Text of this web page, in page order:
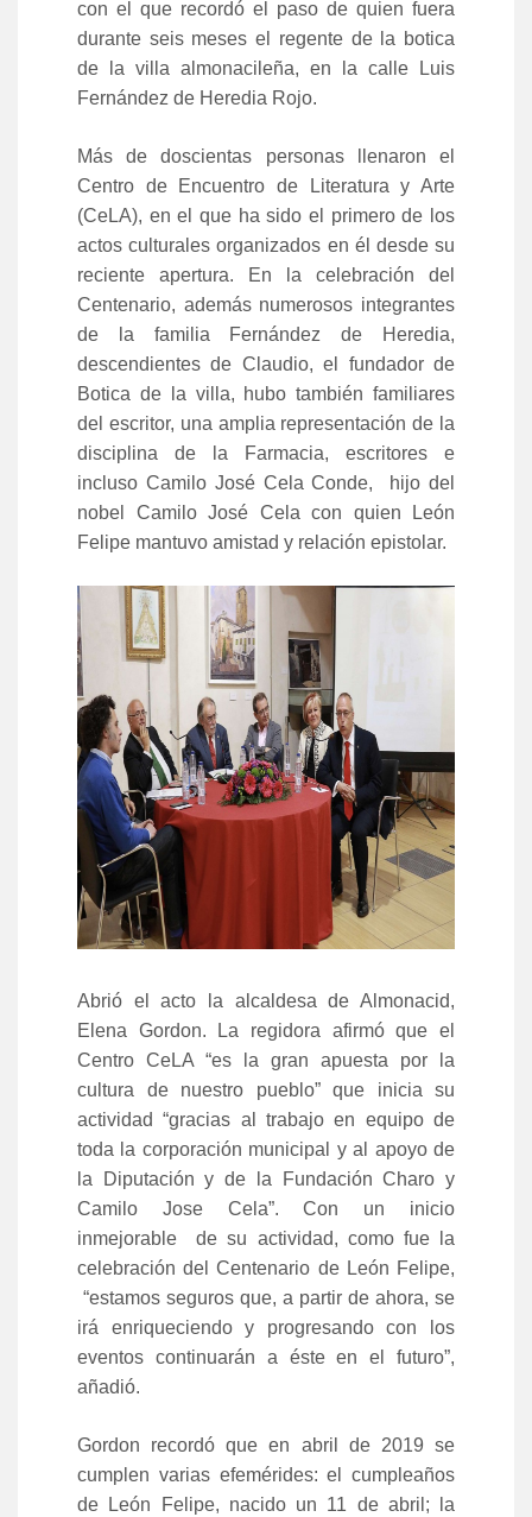
con el que recordó el paso de quien fuera
durante seis meses el regente de la botica
de la villa almonacileña, en la calle Luis
Fernández de Heredia Rojo.
Más de doscientas personas llenaron el
Centro de Encuentro de Literatura y Arte
(CeLA), en el que ha sido el primero de los
actos culturales organizados en él desde su
reciente apertura. En la celebración del
Centenario, además numerosos integrantes
de la familia Fernández de Heredia,
descendientes de Claudio, el fundador de
Botica de la villa, hubo también familiares
del escritor, una amplia representación de la
disciplina de la Farmacia, escritores e
incluso Camilo José Cela Conde, hijo del
nobel Camilo José Cela con quien León
Felipe mantuvo amistad y relación epistolar.
Abrió el acto la alcaldesa de Almonacid,
Elena Gordon. La regidora afirmó que el
Centro CeLA “es la gran apuesta por la
cultura de nuestro pueblo” que inicia su
actividad “gracias al trabajo en equipo de
toda la corporación municipal y al apoyo de
la Diputación y de la Fundación Charo y
Camilo Jose Cela”. Con un inicio
inmejorable de su actividad, como fue la
celebración del Centenario de León Felipe,
“estamos seguros que, a partir de ahora, se
irá enriqueciendo y progresando con los
eventos continuarán a éste en el futuro”,
añadió.
Gordon recordó que en abril de 2019 se
cumplen varias efemérides: el cumpleaños
de León Felipe, nacido un 11 de abril; la